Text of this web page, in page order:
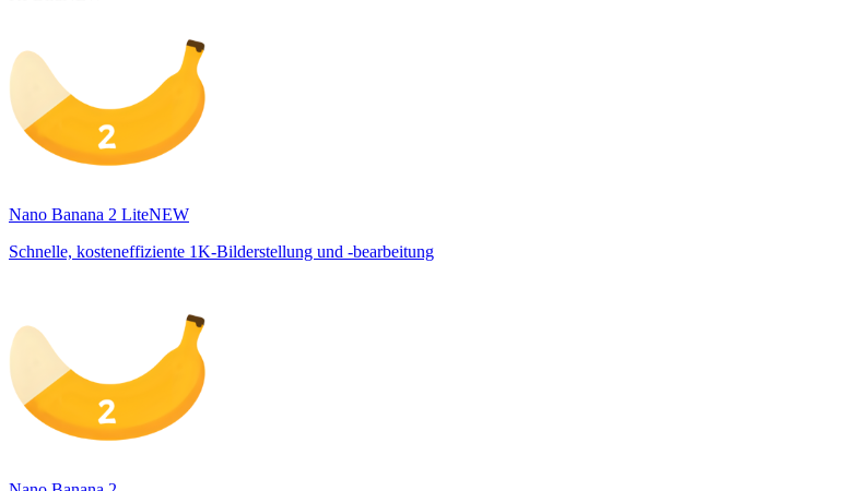
Nano Banana 2 LiteNEW
Schnelle, kosteneffiziente 1K-Bilderstellung und -bearbeitung